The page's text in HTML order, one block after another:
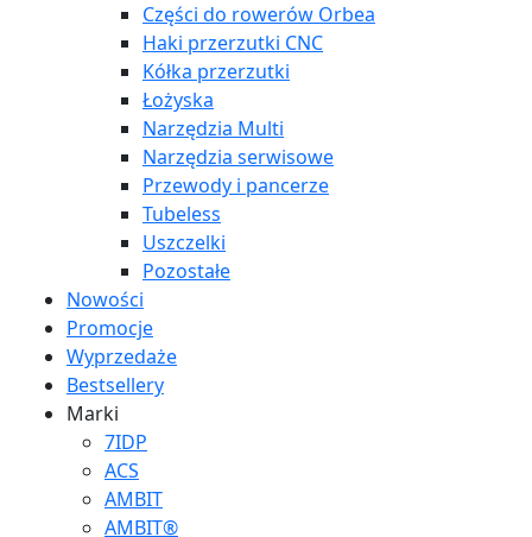
Części do rowerów Orbea
Haki przerzutki CNC
Kółka przerzutki
Łożyska
Narzędzia Multi
Narzędzia serwisowe
Przewody i pancerze
Tubeless
Uszczelki
Pozostałe
Nowości
Promocje
Wyprzedaże
Bestsellery
Marki
7IDP
ACS
AMBIT
AMBIT®